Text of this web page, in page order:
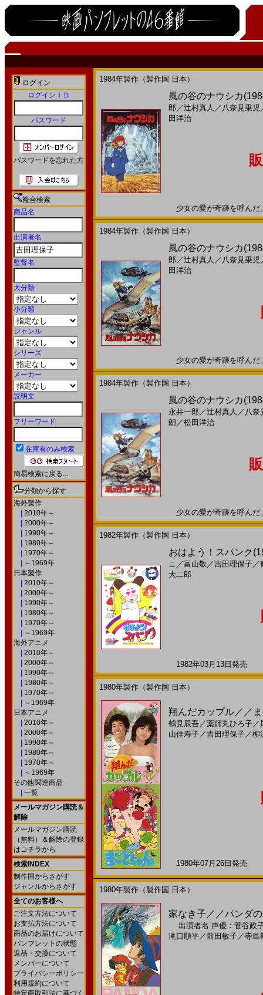
ログイン
ログインＩＤ
パスワード
パスワードを忘れた方
複合検索
商品名
出演者名
監督名
大分類
小分類
ジャンル
シリーズ
メーカー
説明文
フリーワード
在庫有のみ検索
簡易検索に戻る...
分類から探す
海外製作
2010年～
2000年～
1990年～
1980年～
1970年～
～1969年
日本製作
2010年～
2000年～
1990年～
1980年～
1970年～
～1969年
海外アニメ
2010年～
2000年～
1990年～
1980年～
1970年～
～1969年
日本アニメ
2010年～
2000年～
1990年～
1980年～
1970年～
～1969年
その他関連商品
一覧
メールマガジン購読＆
解除
メールマガジン購読
（無料）＆解除の登録
はコチラから
検索INDEX
制作国からさがす
ジャンルからさがす
全てのお客様へ
ご注文方法について
お支払方法について
商品のお届けについて
パンフレットの状態
返品・交換について
メンバーについて
プライバシーポリシー
利用規約について
特定商取引法に基づく
1984年製作（製作国 日本）
風の谷のナウシカ
郎 ／辻村真人 ／ 八奈見乗児
田洋治
少女の愛が奇跡を呼ん
1984年製作（製作国 日本）
風の谷のナウシカ
郎 ／辻村真人 ／ 八奈見乗児
田洋治
少女の愛が奇跡を呼ん
1984年製作（製作国 日本）
風の谷のナウシカ
永井一郎 ／辻村真人 ／ 八奈
朗 ／松田洋治
少女の愛が奇跡を呼ん
1982年製作（製作国 日本）
おはよう！スパンク
こ ／富山敬／吉田理保子／
大二郎
1982年03月13日発売
1980年製作（製作国 日本）
翔んだカップル／／
鶴見辰吾／薬師丸ひろ子／
山佳寿子／吉田理保子／柳
1980年07月26日発売
1980年製作（製作国 日本）
家なき子／／パンダ
出演者名 声優：菅谷政
滝口順平／前田敏子／寺島